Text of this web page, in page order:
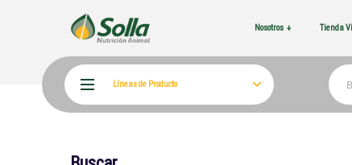
Nosotros Tienda
Líneas de Producto